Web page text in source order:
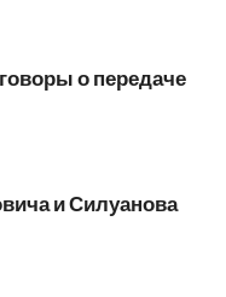
о передаче
и Силуанова